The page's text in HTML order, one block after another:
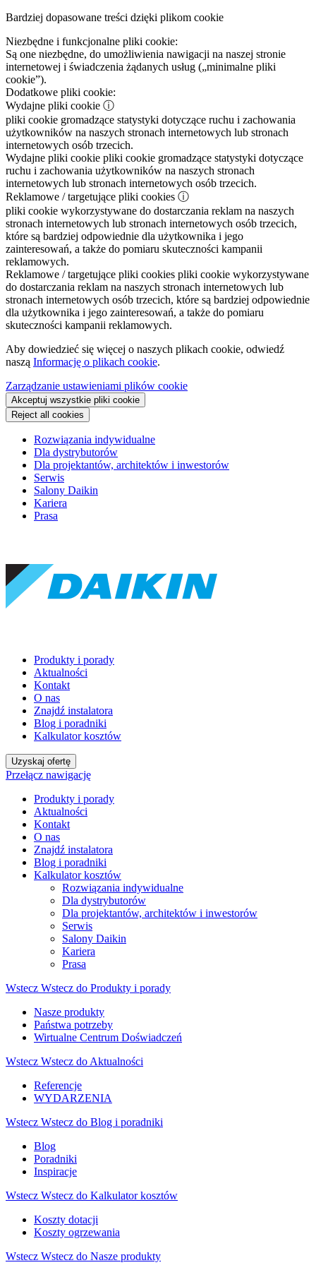
Bardziej dopasowane treści dzięki plikom cookie
Niezbędne i funkcjonalne pliki cookie:
Są one niezbędne, do umożliwienia nawigacji na naszej stronie
internetowej i świadczenia żądanych usług („minimalne pliki
cookie”).
Dodatkowe pliki cookie:
Wydajne pliki cookie ⓘ
pliki cookie gromadzące statystyki dotyczące ruchu i zachowania
użytkowników na naszych stronach internetowych lub stronach
internetowych osób trzecich.
Wydajne pliki cookie pliki cookie gromadzące statystyki dotyczące
ruchu i zachowania użytkowników na naszych stronach
internetowych lub stronach internetowych osób trzecich.
Reklamowe / targetujące pliki cookies ⓘ
pliki cookie wykorzystywane do dostarczania reklam na naszych
stronach internetowych lub stronach internetowych osób trzecich,
które są bardziej odpowiednie dla użytkownika i jego
zainteresowań, a także do pomiaru skuteczności kampanii
reklamowych.
Reklamowe / targetujące pliki cookies pliki cookie wykorzystywane
do dostarczania reklam na naszych stronach internetowych lub
stronach internetowych osób trzecich, które są bardziej odpowiednie
dla użytkownika i jego zainteresowań, a także do pomiaru
skuteczności kampanii reklamowych.
Aby dowiedzieć się więcej o naszych plikach cookie, odwiedź
naszą Informację o plikach cookie.
Zarządzanie ustawieniami plików cookie
Akceptuj wszystkie pliki cookie
Reject all cookies
Rozwiązania indywidualne
Dla dystrybutorów
Dla projektantów, architektów i inwestorów
Serwis
Salony Daikin
Kariera
Prasa
Produkty i porady
Aktualności
Kontakt
O nas
Znajdź instalatora
Blog i poradniki
Kalkulator kosztów
Uzyskaj ofertę
Przełącz nawigację
Produkty i porady
Aktualności
Kontakt
O nas
Znajdź instalatora
Blog i poradniki
Kalkulator kosztów
Rozwiązania indywidualne
Dla dystrybutorów
Dla projektantów, architektów i inwestorów
Serwis
Salony Daikin
Kariera
Prasa
Wstecz Wstecz do Produkty i porady
Nasze produkty
Państwa potrzeby
Wirtualne Centrum Doświadczeń
Wstecz Wstecz do Aktualności
Referencje
WYDARZENIA
Wstecz Wstecz do Blog i poradniki
Blog
Poradniki
Inspiracje
Wstecz Wstecz do Kalkulator kosztów
Koszty dotacji
Koszty ogrzewania
Wstecz Wstecz do Nasze produkty